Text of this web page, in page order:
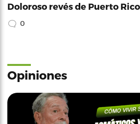
Doloroso revés de Puerto
0
Opiniones